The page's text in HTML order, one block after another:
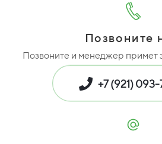
Позвоните
Позвоните и менеджер примет
+7 (921)